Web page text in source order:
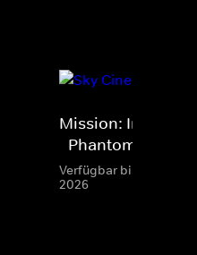
Mission:
- Phantom
Verfügbar bis 31 Aug.
2026